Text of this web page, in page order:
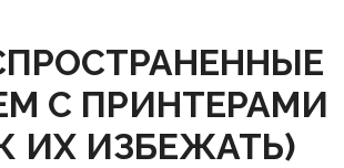
С ПРИНТЕРАМИ
ИХ ИЗБЕЖАТЬ)